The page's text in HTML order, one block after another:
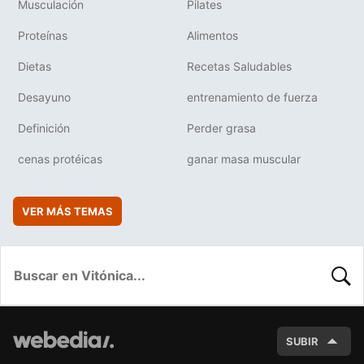
Musculación Pilates
Proteínas Alimentos
Dietas Recetas Saludables
Desayuno entrenamiento de fuerza
Definición Perder grasa
cenas protéicas ganar masa muscular
VER MÁS TEMAS
SUBIR